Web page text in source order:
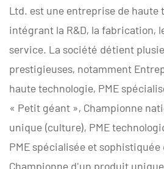
Ltd. est une entreprise de haute
intégrant la R&D, la fabrication,
service. La société détient
prestigieuses, notamment
haute technologie, PME
« Petit géant », Championne
unique (culture), PME
PME spécialisée et sophistiquée
Championne d'un produit